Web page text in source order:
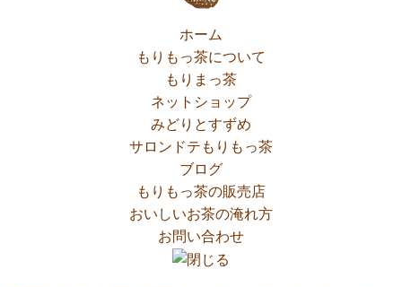
ホーム
もりもっ茶について
もりまっ茶
ネットショップ
みどりとすずめ
サロンドテもりもっ茶
ブログ
もりもっ茶の販売店
おいしいお茶の淹れ方
お問い合わせ